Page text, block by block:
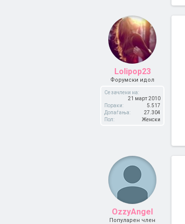
Lolipop23
Форумски идол
Се зачлени на:
21 март 2010
Пораки:
5.517
Допаѓања:
27.304
Пол:
Женски
OzzyAngel
Популарен член